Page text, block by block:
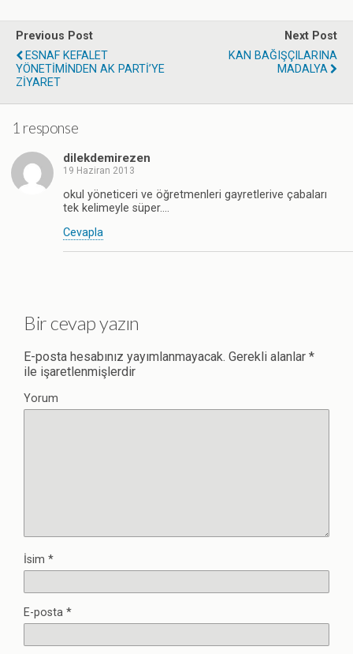
Previous Post
ESNAF KEFALET
YÖNETİMİNDEN AK PARTİ’YE
ZİYARET
Next Post
KAN BAĞIŞÇILARINA
MADALYA
1 response
dilekdemirezen
19 Haziran 2013
okul yöneticeri ve öğretmenleri gayretlerive çabaları
tek kelimeyle süper….
Cevapla
Bir cevap yazın
E-posta hesabınız yayımlanmayacak. Gerekli alanlar *
ile işaretlenmişlerdir
Yorum
İsim *
E-posta *